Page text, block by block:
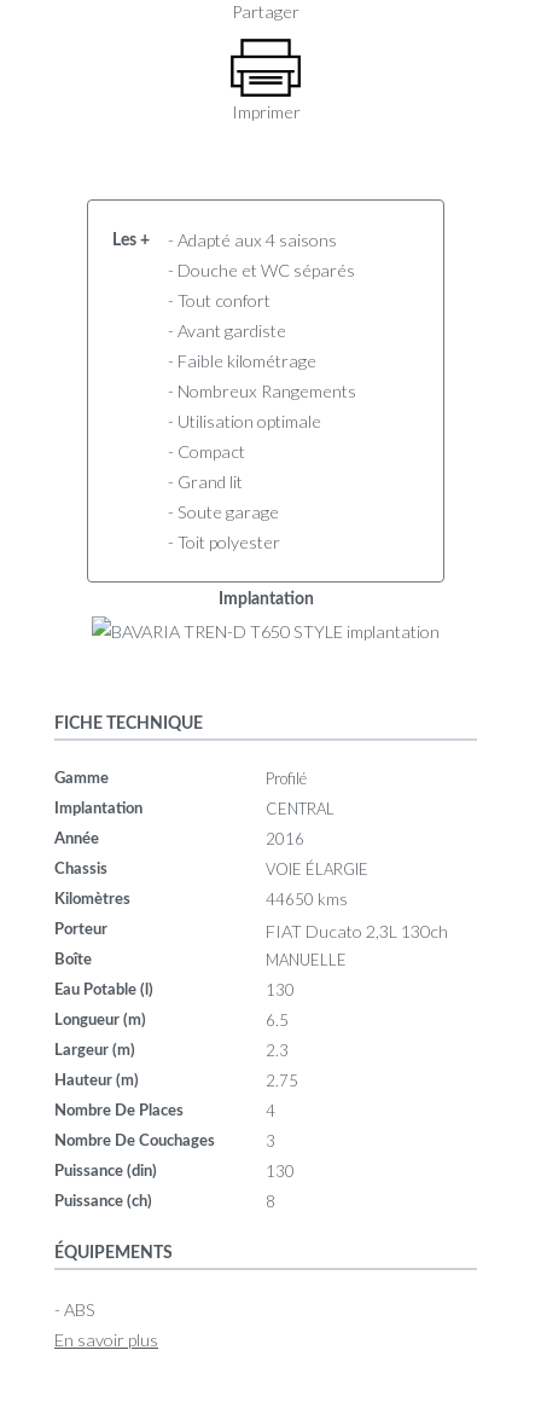
Partager
Imprimer
Les +
- Adapté aux 4 saisons
- Douche et WC séparés
- Tout confort
- Avant gardiste
- Faible kilométrage
- Nombreux Rangements
- Utilisation optimale
- Compact
- Grand lit
- Soute garage
- Toit polyester
Implantation
FICHE TECHNIQUE
Gamme Profilé
Implantation CENTRAL
Année 2016
Chassis VOIE ÉLARGIE
Kilomètres 44650 kms
Porteur FIAT Ducato 2,3L 130ch
Boîte MANUELLE
Eau Potable (l) 130
Longueur (m) 6.5
Largeur (m) 2.3
Hauteur (m) 2.75
Nombre De Places 4
Nombre De Couchages 3
Puissance (din) 130
Puissance (ch) 8
ÉQUIPEMENTS
- ABS
En savoir plus